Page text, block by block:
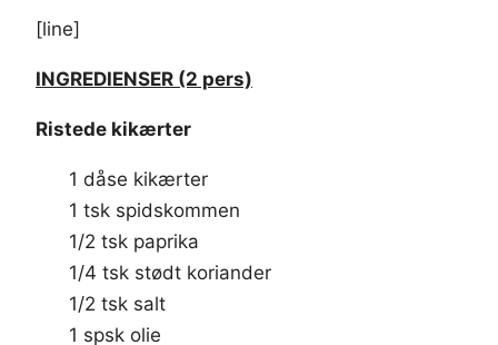
[line]
INGREDIENSER (2 pers)
Ristede kikærter
1 dåse kikærter
1 tsk spidskommen
1/2 tsk paprika
1/4 tsk stødt koriander
1/2 tsk salt
1 spsk olie